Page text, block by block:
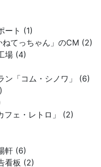
ート (1)
ねてっちゃん」のCM (2)
場 (4)
ン「コム・シノワ」 (6)
フェ・レトロ」 (2)
軒 (6)
看板 (2)